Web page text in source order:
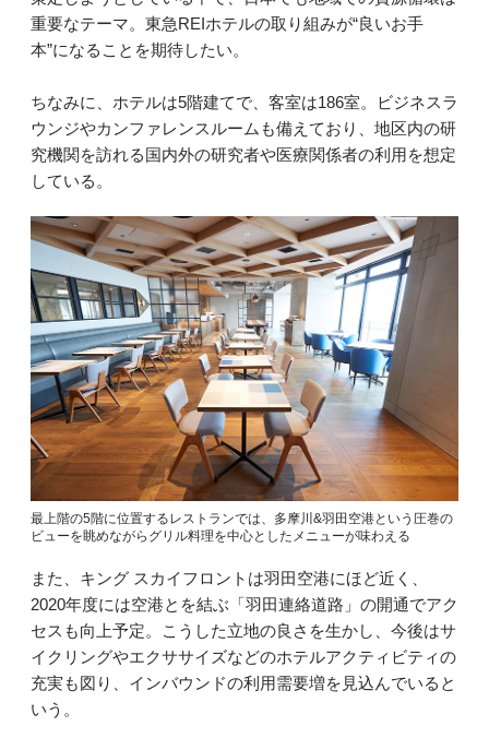
重要なテーマ。東急REIホテルの取り組みが“良いお手
本”になることを期待したい。
ちなみに、ホテルは5階建てで、客室は186室。ビジネスラ
ウンジやカンファレンスルームも備えており、地区内の研
究機関を訪れる国内外の研究者や医療関係者の利用を想定
している。
最上階の5階に位置するレストランでは、多摩川&羽田空港という圧巻の
ビューを眺めながらグリル料理を中心としたメニューが味わえる
また、キング スカイフロントは羽田空港にほど近く、
2020年度には空港とを結ぶ「羽田連絡道路」の開通でアク
セスも向上予定。こうした立地の良さを生かし、今後はサ
イクリングやエクササイズなどのホテルアクティビティの
充実も図り、インバウンドの利用需要増を見込んでいると
いう。